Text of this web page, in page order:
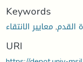
Keywords
القدم,معايير الانتقاء
URI